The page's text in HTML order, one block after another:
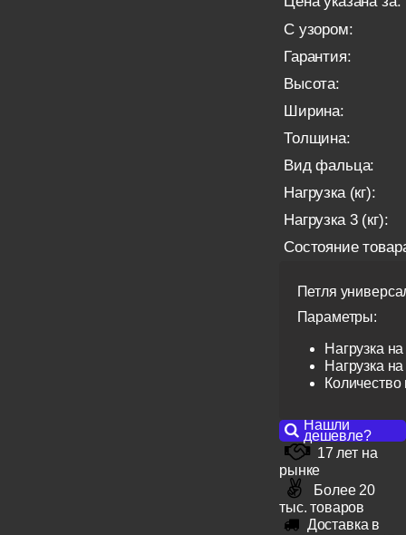
С узором:
Гарантия:
Высота:
Ширина:
Толщина:
Вид фальца:
Нагрузка (кг):
Нагрузка 3 (кг):
Состояние
Петля
Параметры:
Нагрузка
Нагрузка
Нашли
дешевле?
17 лет на
рынке
Более 20
тыс. товаров
Доставка в